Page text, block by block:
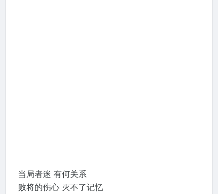
当局者迷 有何关系
败将的伤心 灭不了记忆